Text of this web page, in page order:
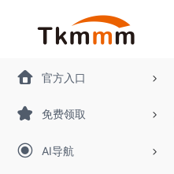
官方入口
免费领取
AI导航